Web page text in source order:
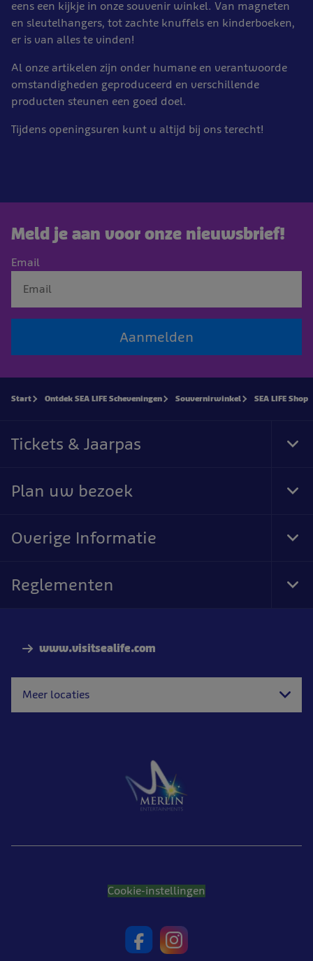
eens een kijkje in onze souvenir winkel. Van magneten
en sleutelhangers, tot zachte knuffels en kinderboeken,
er is van alles te vinden!
Al onze artikelen zijn onder humane en verantwoorde
omstandigheden geproduceerd en verschillende
producten steunen een goed doel.
Tijdens openingsuren kunt u altijd bij ons terecht!
Meld je aan voor onze nieuwsbrief!
Email
Aanmelden
www.visitsealife.com
Meer locaties
Start Ontdek SEA LIFE Scheveningen Souvernirwinkel SEA LIFE Shop
Tickets & Jaarpas
Plan uw bezoek
Overige Informatie
Reglementen
Cookie-instellingen